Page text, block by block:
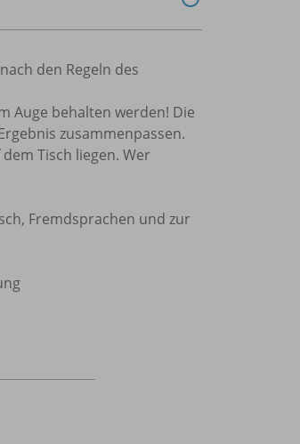
den Regeln des
Auge behalten werden! Die
zusammenpassen.
Tisch liegen. Wer
Fremdsprachen und zur